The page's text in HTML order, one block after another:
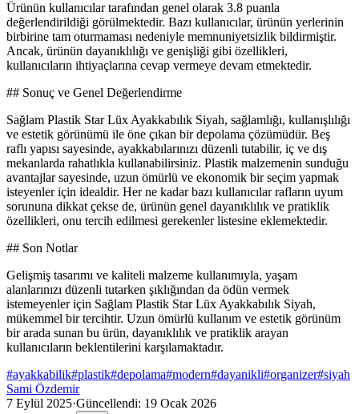
Ürünün kullanıcılar tarafından genel olarak 3.8 puanla
değerlendirildiği görülmektedir. Bazı kullanıcılar, ürünün yerlerinin
birbirine tam oturmaması nedeniyle memnuniyetsizlik bildirmiştir.
Ancak, ürünün dayanıklılığı ve genişliği gibi özellikleri,
kullanıcıların ihtiyaçlarına cevap vermeye devam etmektedir.
## Sonuç ve Genel Değerlendirme
Sağlam Plastik Star Lüx Ayakkabılık Siyah, sağlamlığı, kullanışlılığı
ve estetik görünümü ile öne çıkan bir depolama çözümüdür. Beş
raflı yapısı sayesinde, ayakkabılarınızı düzenli tutabilir, iç ve dış
mekanlarda rahatlıkla kullanabilirsiniz. Plastik malzemenin sunduğu
avantajlar sayesinde, uzun ömürlü ve ekonomik bir seçim yapmak
isteyenler için idealdir. Her ne kadar bazı kullanıcılar rafların uyum
sorununa dikkat çekse de, ürünün genel dayanıklılık ve pratiklik
özellikleri, onu tercih edilmesi gerekenler listesine eklemektedir.
## Son Notlar
Gelişmiş tasarımı ve kaliteli malzeme kullanımıyla, yaşam
alanlarınızı düzenli tutarken şıklığından da ödün vermek
istemeyenler için Sağlam Plastik Star Lüx Ayakkabılık Siyah,
mükemmel bir tercihtir. Uzun ömürlü kullanım ve estetik görünüm
bir arada sunan bu ürün, dayanıklılık ve pratiklik arayan
kullanıcıların beklentilerini karşılamaktadır.
#ayakkabilik#plastik#depolama#modern#dayanikli#organizer#siyah
Sami Özdemir
7 Eylül 2025·Güncellendi: 19 Ocak 2026